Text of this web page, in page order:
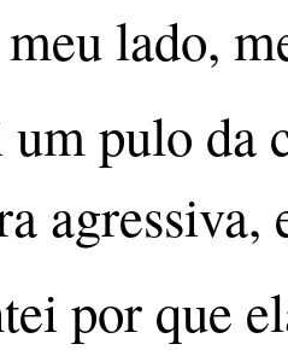
lado,
pulo da
por que